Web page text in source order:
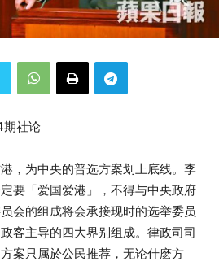
期社论
，为中央的普选方案划上底线。李
要「爱国爱港」，不得与中央政府
会的组成将会承接现时的选举委员
客主导的四大界别组成。律政司司
案只属於公民推荐，无论什麽方